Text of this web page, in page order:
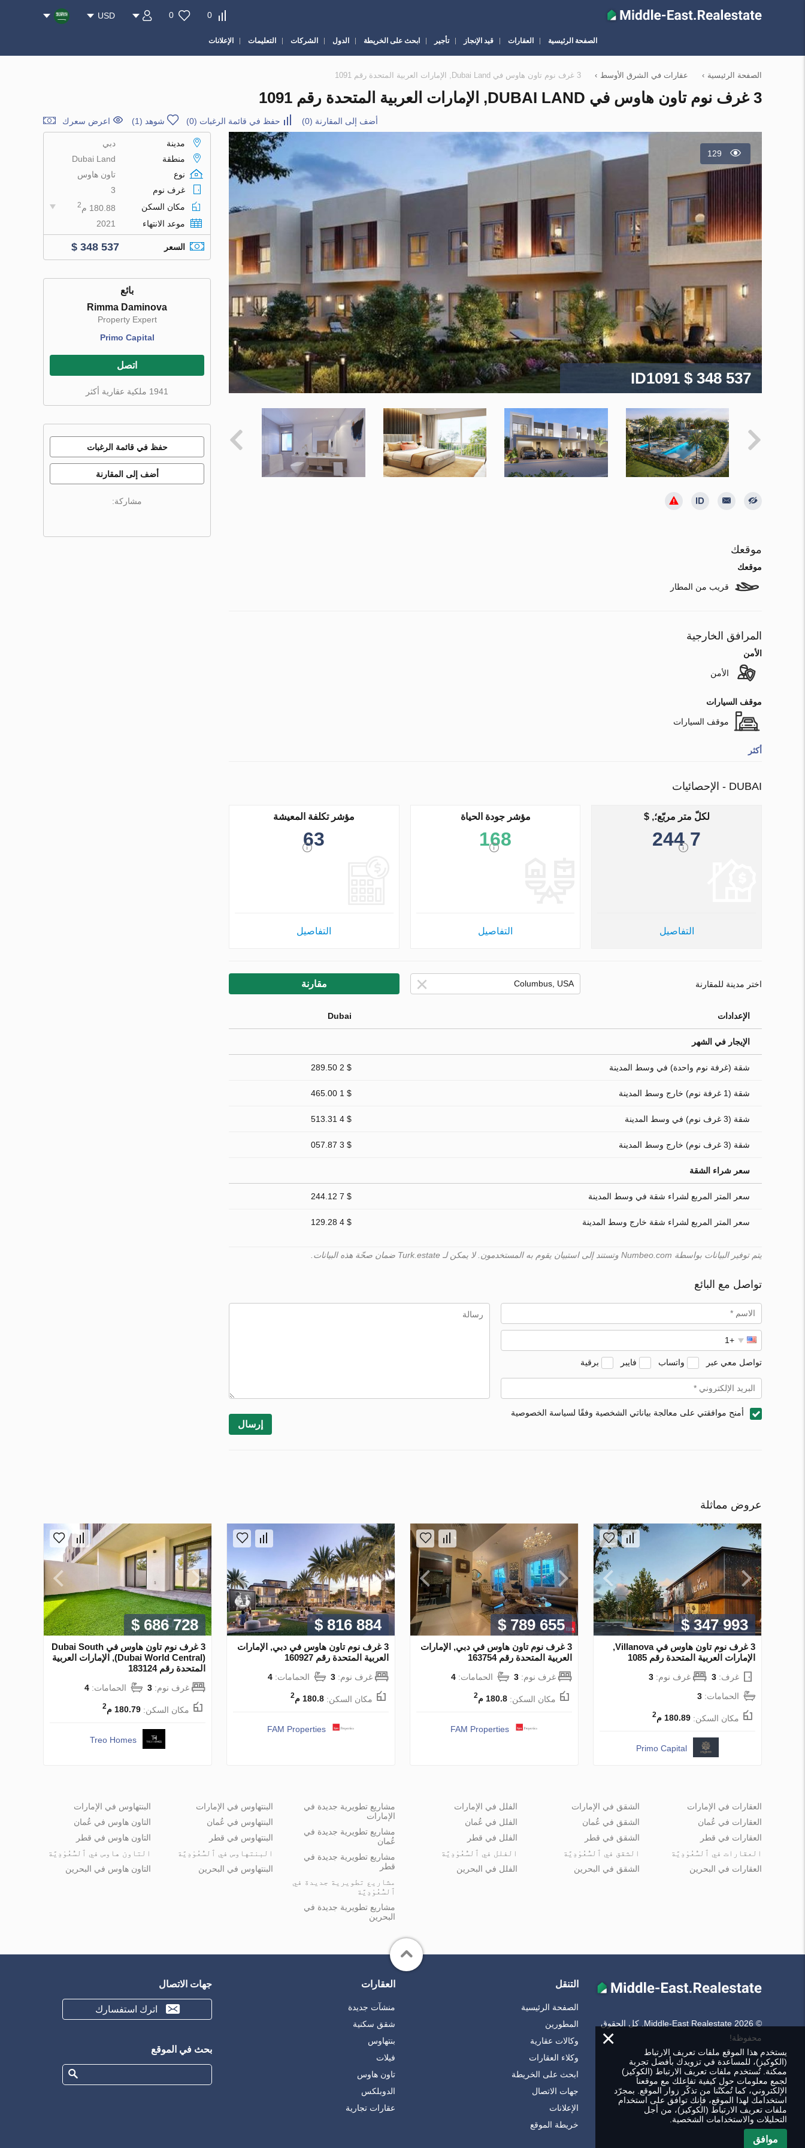
0
0
USD
الصفحة الرئيسية العقارات قيد الإنجاز تأجير ابحث على الخريطة الدول الشركات التعليمات الإعلانات
الصفحة الرئيسية › عقارات في الشرق الأوسط › 3 غرف نوم تاون هاوس في Dubai Land, الإمارات العربية المتحدة رقم 1091
3 غرف نوم تاون هاوس في DUBAI LAND, الإمارات العربية المتحدة رقم 1091
أضف إلى المقارنة (
0
) حفظ في قائمة الرغبات (
0
) شوهد (1) اعرض سعرك
129
ID1091 $ 348 537
موقعك
موقعك
قريب من المطار
المرافق الخارجية
الأمن
الأمن
موقف السيارات
موقف السيارات
أكثر
DUBAI - الإحصائيات
لكلّ متر مربّع؛, $
7 244
التفاصيل
مؤشر جودة الحياة
168
التفاصيل
مؤشر تكلفة المعيشة
63
التفاصيل
اختر مدينة للمقارنة مقارنة
الإعدادات Dubai
الإيجار في الشهر
شقة (غرفة نوم واحدة) في وسط المدينة $ 2 289.50
شقة (1 غرفة نوم) خارج وسط المدينة $ 1 465.00
شقة (3 غرف نوم) في وسط المدينة $ 4 513.31
شقة (3 غرف نوم) خارج وسط المدينة $ 3 057.87
سعر شراء الشقة
سعر المتر المربع لشراء شقة في وسط المدينة $ 7 244.12
سعر المتر المربع لشراء شقة خارج وسط المدينة $ 4 129.28
يتم توفير البيانات بواسطة Numbeo.com وتستند إلى استبيان يقوم به المستخدمون. لا يمكن لـ Turk.estate ضمان صحّة هذه البيانات.
تواصل مع البائع
تواصل معي عبر واتساب فايبر برقية
أمنح موافقتي على معالجة بياناتي الشخصية وفقًا لسياسة الخصوصية
إرسال
مدينة
دبي
منطقة
Dubai Land
نوع
تاون هاوس
غرف نوم
3
مكان السكن
180.88 م 2
موعد الانتهاء 2021
السعر $ 348 537
بائع
Rimma Daminova
Property Expert
Primo Capital
اتصل
1941 ملكية عقارية أكثر
حفظ في قائمة الرغبات
أضف إلى المقارنة
مشاركة:
عروض مماثلة
$ 347 993
3 غرف نوم تاون هاوس في Villanova,
الإمارات العربية المتحدة رقم 1085
غرف: 3 غرف نوم: 3
الحمامات: 3
مكان السكن: 180.89 م 2
Primo Capital
$ 789 655
3 غرف نوم تاون هاوس في دبي, الإمارات
العربية المتحدة رقم 163754
غرف نوم: 3 الحمامات: 4
مكان السكن: 180.8 م 2
FAM Properties
$ 816 884
3 غرف نوم تاون هاوس في دبي, الإمارات
العربية المتحدة رقم 160927
غرف نوم: 3 الحمامات: 4
مكان السكن: 180.8 م 2
FAM Properties
$ 686 728
3 غرف نوم تاون هاوس في Dubai South
(Dubai World Central), الإمارات العربية
المتحدة رقم 183124
غرف نوم: 3 الحمامات: 4
مكان السكن: 180.79 م 2
Treo Homes
العقارات في الإمارات
العقارات في عُمان
العقارات في قطر
العقارات في ٱلسُّعُوْدِيَّة
العقارات في البحرين
الشقق في الإمارات
الشقق في عُمان
الشقق في قطر
الشقق في ٱلسُّعُوْدِيَّة
الشقق في البحرين
الفلل في الإمارات
الفلل في عُمان
الفلل في قطر
الفلل في ٱلسُّعُوْدِيَّة
الفلل في البحرين
مشاريع تطويرية جديدة في
الإمارات
مشاريع تطويرية جديدة في
عُمان
مشاريع تطويرية جديدة في
قطر
مشاريع تطويرية جديدة في
ٱلسُّعُوْدِيَّة
مشاريع تطويرية جديدة في
البحرين
البنتهاوس في الإمارات
البنتهاوس في عُمان
البنتهاوس في قطر
البنتهاوس في ٱلسُّعُوْدِيَّة
البنتهاوس في البحرين
البنتهاوس في الإمارات
التاون هاوس في عُمان
التاون هاوس في قطر
التاون هاوس في ٱلسُّعُوْدِيَّة
التاون هاوس في البحرين
© Middle-East Realestate 2026. كل الحقوق
محفوظة!
التنقل
الصفحة الرئيسية
المطورين
وكالات عقارية
وكلاء العقارات
ابحث على الخريطة
جهات الاتصال
الإعلانات
خريطة الموقع
العقارات
منشآت جديدة
شقق سكنية
بنتهاوس
فيلات
تاون هاوس
الدوبلكس
عقارات تجارية
جهات الاتصال
اترك استفسارك
بحث في الموقع ×
يستخدم هذا الموقع ملفات تعريف الارتباط
(الكوكيز)، للمساعدة في تزويدك بأفضل تجربة
ممكنة. تُستخدم ملفات تعريف الارتباط (الكوكيز)
لجمع معلومات حول كيفية تفاعلك مع موقعنا
الإلكتروني، كما تُمكنّنا من تذكّر زوار الموقع. بمجرّد
استخدامك لهذا الموقع، فإنك توافق على استخدام
ملفات تعريف الارتباط (الكوكيز)، من أجل
التحليلات والاستخدامات الشخصية.
موافق